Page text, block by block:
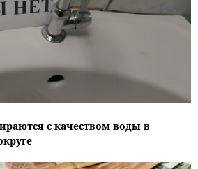
с качеством воды в